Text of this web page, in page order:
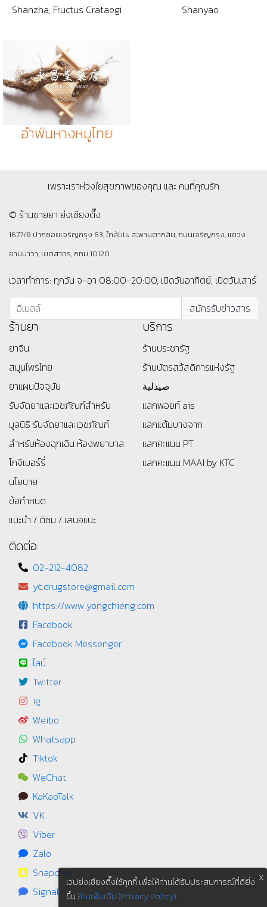
Shanzha, Fructus Crataegi Shanyao
อำพันหางหมูไทย
เพราะเราห่วงใยสุขภาพของคุณ และ คนที่คุณรัก
© ร้านขายยา ย่งเชียงตึ๊ง
1677/8 ปากซอยเจริญกรุง 63, ใกล้bts สะพานตากสิน, ถนนเจริญกรุง, แขวง
ยานนาวา, เขตสาทร, กทม 10120
เวลาทำการ: ทุกวัน จ-อา 08:00-20:00, เปิดวันอาทิตย์, เปิดวันเสาร์
ร้านยา
ยาจีน
สมุนไพรไทย
ยาแผนปัจจุบัน
รับจัดยาและเวชภัณฑ์สำหรับ
มูลนิธิ รับจัดยาและเวชภัณฑ์
สำหรับห้องฉุกเฉิน ห้องพยาบาล
โกจิเบอร์รี่
นโยบาย
ข้อกำหนด
แนะนำ / ติชม / เสนอแนะ
บริการ
ร้านประชารัฐ
ร้านบัตรสว้สดิการแห่งรัฐ
صيدلية
แลกพอยท์ ais
แลกแต้มบางจาก
แลกคะแนน PT
แลกคะแนน MAAI by KTC
ติดต่อ
02-212-4082
yc.drugstore@gmail.com
https://www.yongchieng.com
Facebook
Facebook Messenger
ไลน์
Twitter
ig
Weibo
Whatsapp
Tiktok
WeChat
KaKaoTalk
VK
Viber
Zalo
Snapchat
Signal
X
เวปย่งเชียงตึ๊งใช้คุกกี้ เพื่อให้ท่านได้รับประสบการณ์ที่ดียิ่ง
ขึ้น อ่านเพิ่มเติม (Privacy Policy)